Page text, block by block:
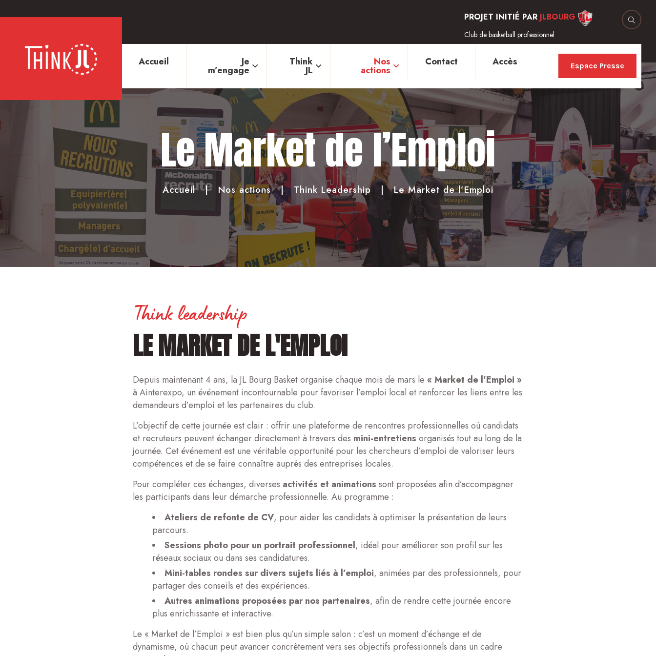
PROJET INITIÉ PAR JLBOURG
Club de basketball professionnel
Accueil Je
m’engage
Think
JL
Nos
actions
Contact Accès Espace Presse
Le Market de l’Emploi
Accueil Nos actions Think Leadership Le Market de l’Emploi
Think leadership
LE MARKET DE L'EMPLOI
Depuis maintenant 4 ans, la JL Bourg Basket organise chaque mois de mars le « Market de l’Emploi »
à Ainterexpo, un événement incontournable pour favoriser l’emploi local et renforcer les liens entre les
demandeurs d’emploi et les partenaires du club.
L’objectif de cette journée est clair : offrir une plateforme de rencontres professionnelles où candidats
et recruteurs peuvent échanger directement à travers des mini-entretiens organisés tout au long de la
journée. Cet événement est une véritable opportunité pour les chercheurs d’emploi de valoriser leurs
compétences et de se faire connaître auprès des entreprises locales.
Pour compléter ces échanges, diverses activités et animations sont proposées afin d’accompagner
les participants dans leur démarche professionnelle. Au programme :
Ateliers de refonte de CV, pour aider les candidats à optimiser la présentation de leurs
parcours.
Sessions photo pour un portrait professionnel, idéal pour améliorer son profil sur les
réseaux sociaux ou dans ses candidatures.
Mini-tables rondes sur divers sujets liés à l’emploi, animées par des professionnels, pour
partager des conseils et des expériences.
Autres animations proposées par nos partenaires, afin de rendre cette journée encore
plus enrichissante et interactive.
Le « Market de l’Emploi » est bien plus qu’un simple salon : c’est un moment d’échange et de
dynamisme, où chacun peut avancer concrètement vers ses objectifs professionnels dans un cadre